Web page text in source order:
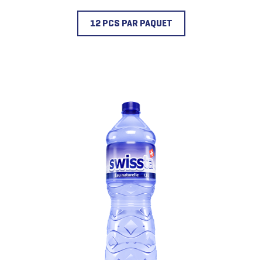
12 PCS PAR PAQUET